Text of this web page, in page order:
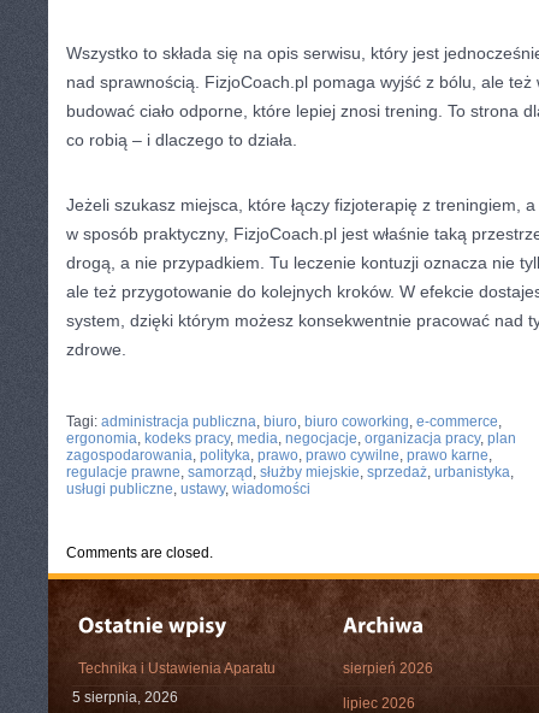
Wszystko to składa się na opis serwisu, który jest
nad sprawnością. FizjoCoach.pl pomaga wyjść z bólu, ale też
budować ciało odporne, które lepiej znosi trening. To strona
co robią – i dlaczego to działa.
Jeżeli szukasz miejsca, które łączy fizjoterapię z treningiem,
w sposób praktyczny, FizjoCoach.pl jest właśnie taką
drogą, a nie przypadkiem. Tu leczenie kontuzji oznacza nie
ale też przygotowanie do kolejnych kroków. W efekcie
system, dzięki którym możesz konsekwentnie pracować nad
zdrowe.
Tagi: administracja publiczna, biuro, biuro coworking, e-commerce,
ergonomia, kodeks pracy, media, negocjacje, organizacja pracy, plan
zagospodarowania, polityka, prawo, prawo cywilne, prawo karne,
regulacje prawne, samorząd , służby miejskie, sprzedaż, urbanistyka,
usługi publiczne, ustawy, wiadomości
Comments are closed.
Technika i Ustawienia Aparatu
5 sierpnia, 2026
sierpień 2026
lipiec 2026